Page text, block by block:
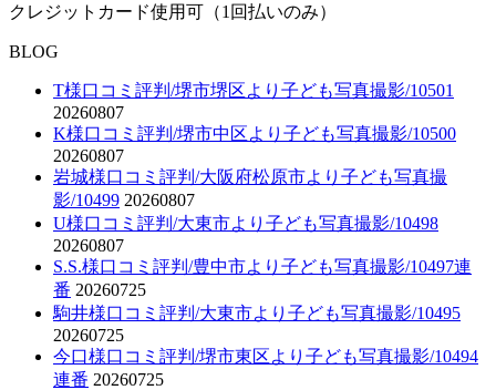
クレジットカード使用可（1回払いのみ）
BLOG
T様口コミ評判/堺市堺区より子ども写真撮影/10501
20260807
K様口コミ評判/堺市中区より子ども写真撮影/10500
20260807
岩城様口コミ評判/大阪府松原市より子ども写真撮
影/10499 20260807
U様口コミ評判/大東市より子ども写真撮影/10498
20260807
S.S.様口コミ評判/豊中市より子ども写真撮影/10497連
番 20260725
駒井様口コミ評判/大東市より子ども写真撮影/10495
20260725
今口様口コミ評判/堺市東区より子ども写真撮影/10494
連番 20260725